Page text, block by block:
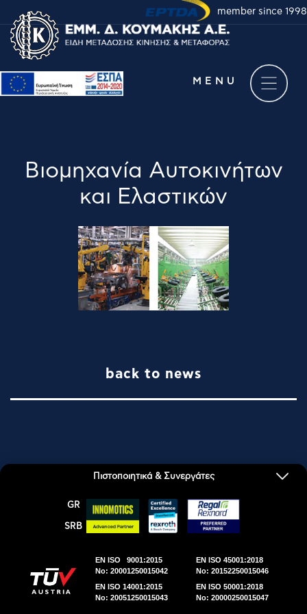
Take a virtual tour of
our company
ΕΤΑΙΡΊΑ
ΝΈΑ
ΠΡΟΪΌΝΤΑ
ΚΑΤΑΣΤΉΜΑΤΑ
MENU
member since 1998
Βιομηχανία Αυτοκινήτων
και Eλαστικών
back to news
Πιστοποιητικά & Συνεργάτες
GR
SRΒ
EN ISO 9001:2015
No: 20001250015042
EN ISO 45001:2018
No: 20152250015046
EN ISO 14001:2015
No: 20051250015043
EN ISO 50001:2018
No: 20000250015047
ΕΜΜ. Δ. ΚΟΥΜΑΚΗΣ Α.Ε. © 2026 | All Rights
Reserved.
DWHITE PRODUCTION